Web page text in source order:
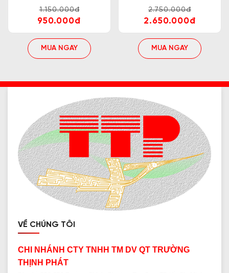
1.150.000đ
950.000đ
MUA NGAY
2.750.000đ
2.650.000đ
MUA NGAY
VỀ CHÚNG TÔI
CHI NHÁNH CTY TNHH TM DV QT TRƯỜNG
THỊNH PHÁT